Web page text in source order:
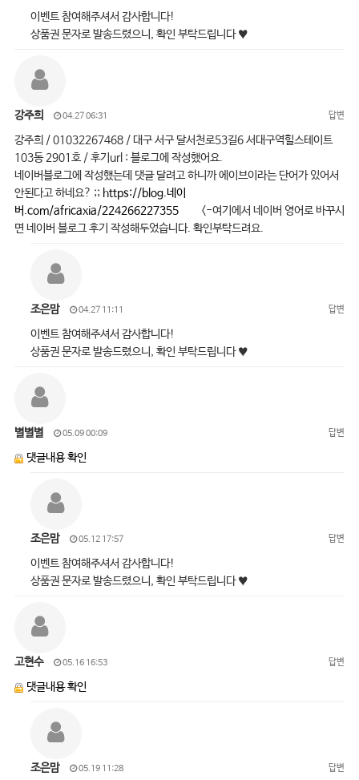
이벤트 참여해주셔서 감사합니다!
상품권 문자로 발송드렸으니, 확인 부탁드립니다 ♥
강주희 04.27 06:31 답변
강주희 / 01032267468 / 대구 서구 달서천로53길6 서대구역힐스테이트
103동 2901호 / 후기url : 블로그에 작성했어요.
네이버블로그에 작성했는데 댓글 달려고 하니까 에이브이라는 단어가 있어서
안된다고 하네요? ;; https://blog.네이
버.com/africaxia/224266227355<-여기에서 네이버 영어로 바꾸시
면 네이버 블로그 후기 작성해두었습니다. 확인부탁드려요.
조은맘 04.27 11:11 답변
이벤트 참여해주셔서 감사합니다!
상품권 문자로 발송드렸으니, 확인 부탁드립니다 ♥
별별별 05.09 00:09 답변
댓글내용 확인
조은맘 05.12 17:57 답변
이벤트 참여해주셔서 감사합니다!
상품권 문자로 발송드렸으니, 확인 부탁드립니다 ♥
고현수 05.16 16:53 답변
댓글내용 확인
조은맘 05.19 11:28 답변